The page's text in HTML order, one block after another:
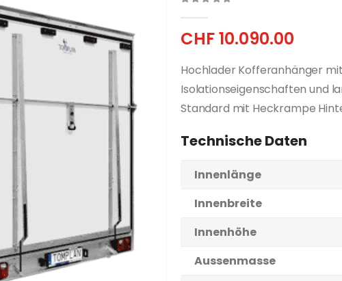
CHF10.090.00
Hochlader Kofferanhänger
Isolationseigenschaften und
Standard mit Heckrampe
Technische Daten
Innenlänge
Innenbreite
Innenhöhe
Aussenmasse